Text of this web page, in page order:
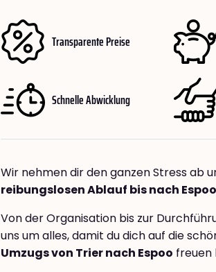
Transparente Preise
Schnelle Abwicklung
Wir nehmen dir den ganzen Stress ab
reibungslosen Ablauf bis nach Espoo
Von der Organisation bis zur
uns um alles, damit du dich auf die
Umzugs von Trier nach Espoo freuen